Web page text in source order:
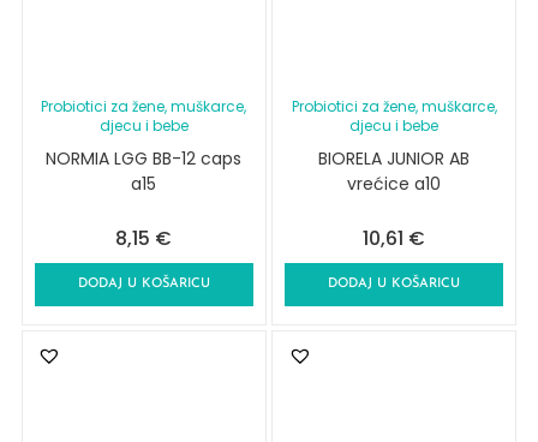
Probiotici za žene, muškarce,
djecu i bebe
NORMIA LGG BB-12 caps
a15
8,15 €
DODAJ U KOŠARICU
Probiotici za žene, muškarce,
djecu i bebe
BIORELA JUNIOR AB
vrećice a10
10,61 €
DODAJ U KOŠARICU